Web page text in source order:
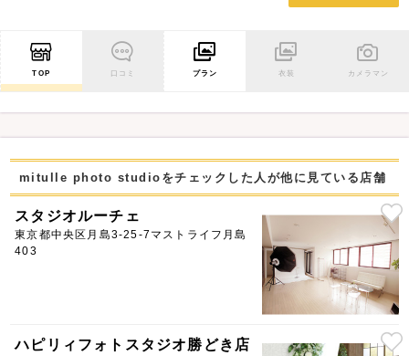
TOP 口コミ プラン 衣装 カメラマン
mitulle photo studioをチェックした人が他に見ている店舗
スタジオルーチェ
東京都中央区月島3-25-7マストライフ月島
403
ハピリィフォトスタジオ勝どき店